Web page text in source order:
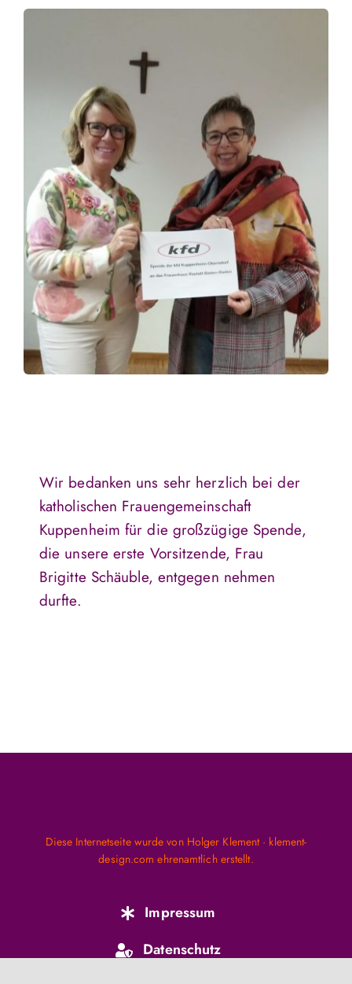
Wir bedanken uns sehr herzlich bei der
katholischen Frauengemeinschaft
Kuppenheim für die großzügige Spende,
die unsere erste Vorsitzende, Frau
Brigitte Schäuble, entgegen nehmen
durfte.
Impressum
Datenschutz
Diese Internetseite wurde von Holger Klement · klement-
design.com ehrenamtlich erstellt.